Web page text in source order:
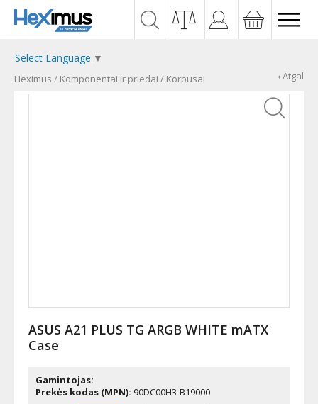
Select Language ▼
Heximus / Komponentai ir priedai / Korpusai ‹ Atgal
ASUS A21 PLUS TG ARGB WHITE mATX
Case
Gamintojas:
Prekės kodas (MPN): 90DC00H3-B19000